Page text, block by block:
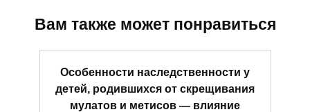
Вам также может понравиться
Особенности наследственности у
детей, родившихся от скрещивания
мулатов и метисов — влияние